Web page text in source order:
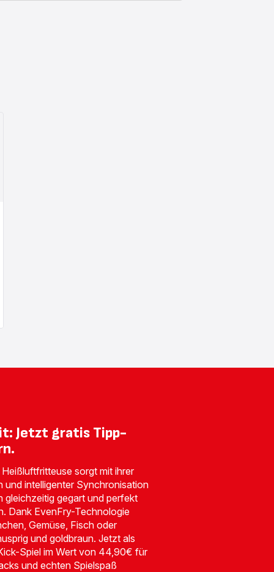
Jetzt gratis Tipp-
sorgt mit ihrer
und intelligenter Synchronisation
gleichzeitig gegart und perfekt
Dank EvenFry-Technologie
Gemüse, Fisch oder
und goldbraun. Jetzt als
Spiel im Wert von 44,90€ für
und echten Spielspaß